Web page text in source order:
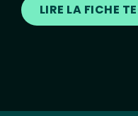
LIRE LA FICHE